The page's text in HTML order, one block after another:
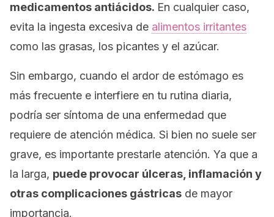
medicamentos antiácidos. En cualquier caso,
evita la ingesta excesiva de alimentos irritantes
como las grasas, los picantes y el azúcar.
Sin embargo, cuando el ardor de estómago es
más frecuente e interfiere en tu rutina diaria,
podría ser síntoma de una enfermedad que
requiere de atención médica. Si bien no suele ser
grave, es importante prestarle atención. Ya que a
la larga, puede provocar úlceras, inflamación y
otras complicaciones gástricas de mayor
importancia.